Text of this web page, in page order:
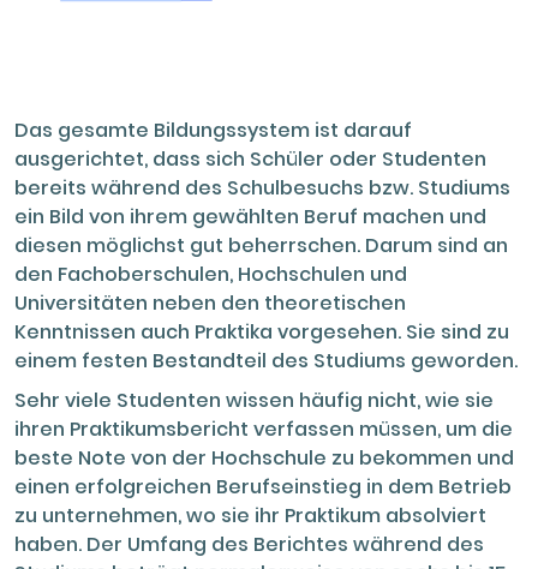
Das gesamte Bildungssystem ist darauf
ausgerichtet, dass sich Schüler oder Studenten
bereits während des Schulbesuchs bzw. Studiums
ein Bild von ihrem gewählten Beruf machen und
diesen möglichst gut beherrschen. Darum sind an
den Fachoberschulen, Hochschulen und
Universitäten neben den theoretischen
Kenntnissen auch Praktika vorgesehen. Sie sind zu
einem festen Bestandteil des Studiums geworden.
Sehr viele Studenten wissen häufig nicht, wie sie
ihren Praktikumsbericht verfassen müssen, um die
beste Note von der Hochschule zu bekommen und
einen erfolgreichen Berufseinstieg in dem Betrieb
zu unternehmen, wo sie ihr Praktikum absolviert
haben. Der Umfang des Berichtes während des